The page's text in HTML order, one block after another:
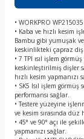
• WORKPRO
• Kaba ve hızlı kesim
Bambu gibi yumuşak
keskinlikteki çapraz diş
• 7 TPI ısıl işlem
keskinleştirilmiş dişler
hızlı kesim yapmanızı
• SK5 Isıl işlem
performansı sağlar.
• Testere yüzeyine
ve kesim sırasında
• 45° ve 90° açı ile
yapmanızı sağlar.